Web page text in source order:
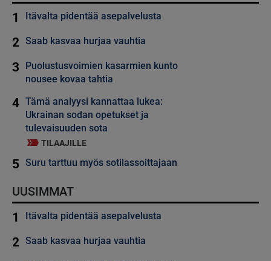
1 Itävalta pidentää asepalvelusta
2 Saab kasvaa hurjaa vauhtia
3
Puolustusvoimien kasarmien kunto
nousee kovaa tahtia
4 Tämä analyysi kannattaa lukea:
Ukrainan sodan opetukset ja
tulevaisuuden sota
TILAAJILLE
5 Suru tarttuu myös sotilassoittajaan
UUSIMMAT
1 Itävalta pidentää asepalvelusta
2 Saab kasvaa hurjaa vauhtia